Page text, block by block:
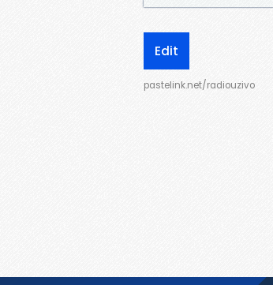
Edit
pastelink.net/radiouzivo